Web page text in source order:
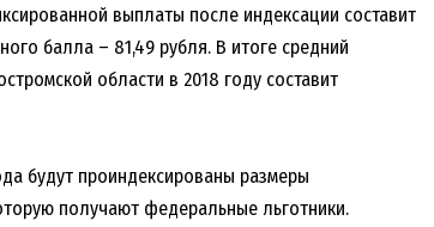
выплаты после индексации составит
балла – 81,49 рубля. В итоге средний
области в 2018 году составит
будут проиндексированы размеры
получают федеральные льготники.